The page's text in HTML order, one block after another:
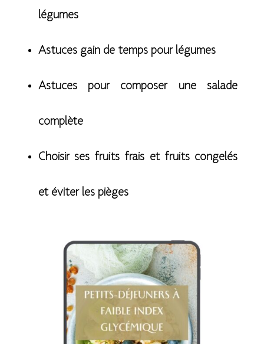
légumes
Astuces gain de temps pour légumes
Astuces pour composer une salade
complète
Choisir ses fruits frais et fruits congelés
et éviter les pièges